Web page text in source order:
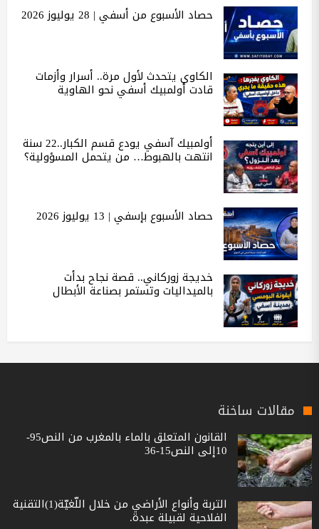
حصاد الأسبوع من أسفي | 28 يوليوز 2026
الكاوي يتحدث لأول مرة.. أسرار وأزمات
قادت أولمبيك أسفي نحو الهاوية
أولمبيك آسفي يودع قسم الكبار..22 سنة
انتهت بالهبوط… من يتحمل المسؤولية؟
حصاد الأسبوع بإسفي | 13 يوليوز 2026
خديجة زوركاني.. قصة نجاح بدأت
بالميداليات وتستمر بصناعة الأبطال
مقالات ساخنة
القانون المتعلق بالماء بالمغرب من النص95-
10إلى النص15-36
التربة وأنواع الأراضي من خلال اللّغيّة(1)التقنية
الفلاحية لقبيلة عبدة.